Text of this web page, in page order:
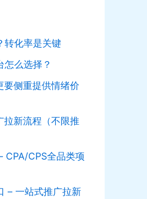
转化率是关键
怎么选择？
要侧重提供情绪价
拉新流程（不限推
CPA/CPS全品类项
– 一站式推广拉新